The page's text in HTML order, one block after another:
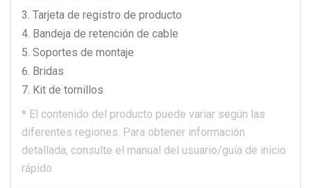
Tarjeta de registro de producto
Bandeja de retención de cable
Soportes de montaje
Bridas
Kit de tornillos
* El contenido del producto puede variar según las
diferentes regiones. Para obtener información
detallada, consulte el manual del usuario/guía de inicio
rápido